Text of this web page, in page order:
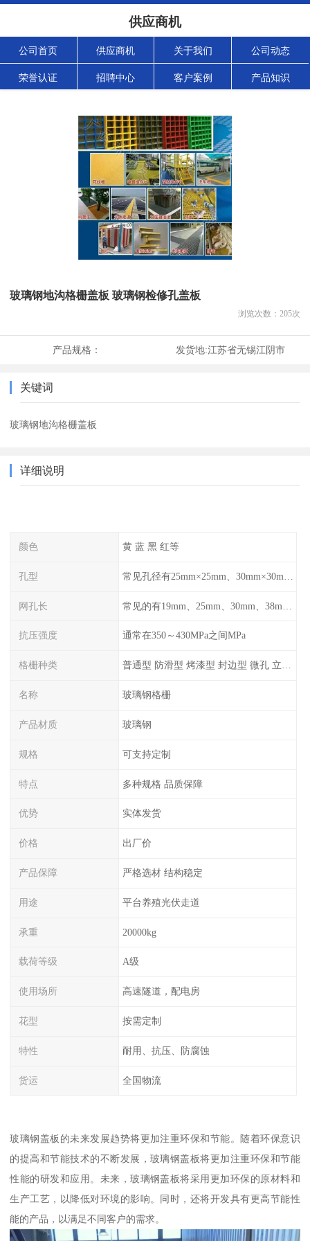
供应商机
公司首页 供应商机 关于我们 公司动态
荣誉认证 招聘中心 客户案例 产品知识
玻璃钢地沟格栅盖板 玻璃钢检修孔盖板
浏览次数： 205次
产品规格： 发货地:江苏省无锡江阴市
关键词
玻璃钢地沟格栅盖板
详细说明
颜色 黄 蓝 黑 红等
孔型
网孔长
抗压强度 通常在350～430MPa之间MPa
格栅种类 普通型 防滑型 ‌烤漆型 封边型 ‌微孔 立体 加砂覆面型 平面型
名称 玻璃钢格栅
产品材质 玻璃钢
规格 可支持定制
特点 多种规格 品质保障
优势 实体发货
价格 出厂价
产品保障 严格选材 结构稳定
用途 平台养殖光伏走道
承重 20000kg
载荷等级 A级
使用场所 高速隧道，配电房
花型 按需定制
特性 耐用、抗压、防腐蚀
货运 全国物流
玻璃钢盖板的未来发展趋势将更加注重环保和节能。随着环保意识
的提高和节能技术的不断发展，玻璃钢盖板将更加注重环保和节能
性能的研发和应用。未来，玻璃钢盖板将采用更加环保的原材料和
生产工艺，以降低对环境的影响。同时，还将开发具有更高节能性
能的产品，以满足不同客户的需求。